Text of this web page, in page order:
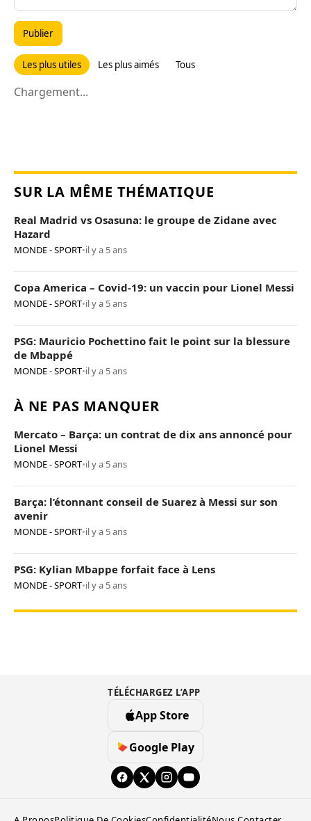
Publier
Les plus utiles Les plus aimés Tous
Chargement...
SUR LA MÊME THÉMATIQUE
Real Madrid vs Osasuna: le groupe de Zidane avec
Hazard
MONDE - SPORT•il y a 5 ans
Copa America – Covid-19: un vaccin pour Lionel Messi
MONDE - SPORT•il y a 5 ans
PSG: Mauricio Pochettino fait le point sur la blessure
de Mbappé
MONDE - SPORT•il y a 5 ans
À NE PAS MANQUER
Mercato – Barça: un contrat de dix ans annoncé pour
Lionel Messi
MONDE - SPORT•il y a 5 ans
Barça: l’étonnant conseil de Suarez à Messi sur son
avenir
MONDE - SPORT•il y a 5 ans
PSG: Kylian Mbappe forfait face à Lens
MONDE - SPORT•il y a 5 ans
TÉLÉCHARGEZ L’APP
App Store
Google Play